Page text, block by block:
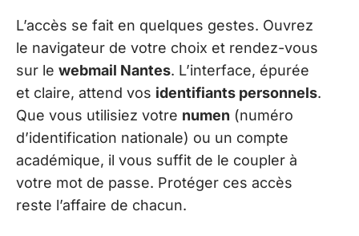
L’accès se fait en quelques gestes. Ouvrez
le navigateur de votre choix et rendez-vous
sur le webmail Nantes. L’interface, épurée
et claire, attend vos identifiants personnels.
Que vous utilisiez votre numen (numéro
d’identification nationale) ou un compte
académique, il vous suffit de le coupler à
votre mot de passe. Protéger ces accès
reste l’affaire de chacun.